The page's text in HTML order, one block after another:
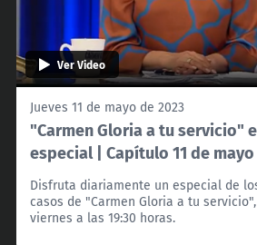
Ver Video
Jueves 11 de mayo de 2023
"Carmen Gloria a tu servicio"
especial | Capítulo 11 de mayo
Disfruta diariamente un especial de
casos de "Carmen Gloria a tu
viernes a las 19:30 horas.